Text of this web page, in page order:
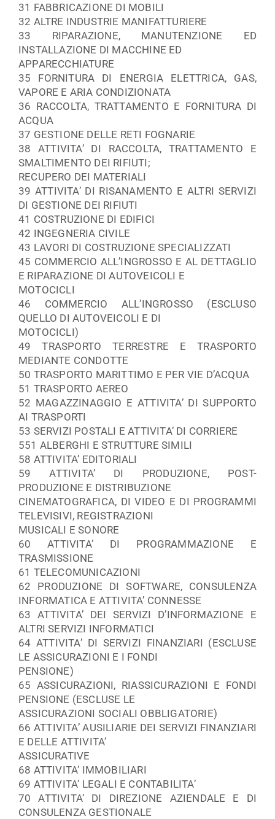
31 FABBRICAZIONE DI MOBILI
32 ALTRE INDUSTRIE MANIFATTURIERE
33 RIPARAZIONE, MANUTENZIONE ED
INSTALLAZIONE DI MACCHINE ED
APPARECCHIATURE
35 FORNITURA DI ENERGIA ELETTRICA, GAS,
VAPORE E ARIA CONDIZIONATA
36 RACCOLTA, TRATTAMENTO E FORNITURA DI
ACQUA
37 GESTIONE DELLE RETI FOGNARIE
38 ATTIVITA’ DI RACCOLTA, TRATTAMENTO E
SMALTIMENTO DEI RIFIUTI;
RECUPERO DEI MATERIALI
39 ATTIVITA’ DI RISANAMENTO E ALTRI SERVIZI
DI GESTIONE DEI RIFIUTI
41 COSTRUZIONE DI EDIFICI
42 INGEGNERIA CIVILE
43 LAVORI DI COSTRUZIONE SPECIALIZZATI
45 COMMERCIO ALL’INGROSSO E AL DETTAGLIO
E RIPARAZIONE DI AUTOVEICOLI E
MOTOCICLI
46 COMMERCIO ALL’INGROSSO (ESCLUSO
QUELLO DI AUTOVEICOLI E DI
MOTOCICLI)
49 TRASPORTO TERRESTRE E TRASPORTO
MEDIANTE CONDOTTE
50 TRASPORTO MARITTIMO E PER VIE D’ACQUA
51 TRASPORTO AEREO
52 MAGAZZINAGGIO E ATTIVITA’ DI SUPPORTO
AI TRASPORTI
53 SERVIZI POSTALI E ATTIVITA’ DI CORRIERE
551 ALBERGHI E STRUTTURE SIMILI
58 ATTIVITA’ EDITORIALI
59 ATTIVITA’ DI PRODUZIONE, POST-
PRODUZIONE E DISTRIBUZIONE
CINEMATOGRAFICA, DI VIDEO E DI PROGRAMMI
TELEVISIVI, REGISTRAZIONI
MUSICALI E SONORE
60 ATTIVITA’ DI PROGRAMMAZIONE E
TRASMISSIONE
61 TELECOMUNICAZIONI
62 PRODUZIONE DI SOFTWARE, CONSULENZA
INFORMATICA E ATTIVITA’ CONNESSE
63 ATTIVITA’ DEI SERVIZI D’INFORMAZIONE E
ALTRI SERVIZI INFORMATICI
64 ATTIVITA’ DI SERVIZI FINANZIARI (ESCLUSE
LE ASSICURAZIONI E I FONDI
PENSIONE)
65 ASSICURAZIONI, RIASSICURAZIONI E FONDI
PENSIONE (ESCLUSE LE
ASSICURAZIONI SOCIALI OBBLIGATORIE)
66 ATTIVITA’ AUSILIARIE DEI SERVIZI FINANZIARI
E DELLE ATTIVITA’
ASSICURATIVE
68 ATTIVITA’ IMMOBILIARI
69 ATTIVITA’ LEGALI E CONTABILITA’
70 ATTIVITA’ DI DIREZIONE AZIENDALE E DI
CONSULENZA GESTIONALE